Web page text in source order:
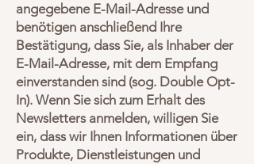
angegebene E-Mail-Adresse und
benötigen anschließend Ihre
Bestätigung, dass Sie, als Inhaber der
E-Mail-Adresse, mit dem Empfang
einverstanden sind (sog. Double Opt-
In). Wenn Sie sich zum Erhalt des
Newsletters anmelden, willigen Sie
ein, dass wir Ihnen Informationen über
Produkte, Dienstleistungen und